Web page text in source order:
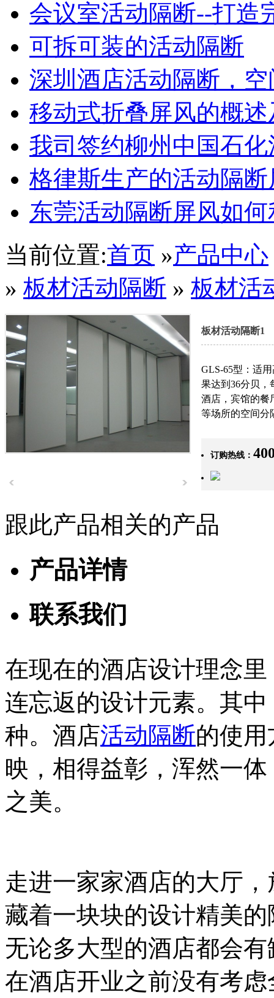
东莞鸿业机械厂
虎门利国机械厂
武汉美国百威啤酒厂
会议室活动隔断--打造
可拆可装的活动隔断
深圳酒店活动隔断，
移动式折叠屏风的概
我司签约柳州中国石
格律斯生产的活动隔
东莞活动隔断屏风如
当前位置:首页 »产品中心
» 板材活动隔断 » 板材活
板材活动隔断1
GLS-65型：适
果达到36分贝，
酒店，宾馆的餐
等场所的空间分
订购热线：
跟此产品相关的产品
产品详情
联系我们
在现在的酒店设计理念
连忘返的设计元素。其中
种。酒店活动隔断的使
映，相得益彰，浑然一
之美。
走进一家家酒店的大厅
藏着一块块的设计精美
无论多大型的酒店都会
在酒店开业之前没有考